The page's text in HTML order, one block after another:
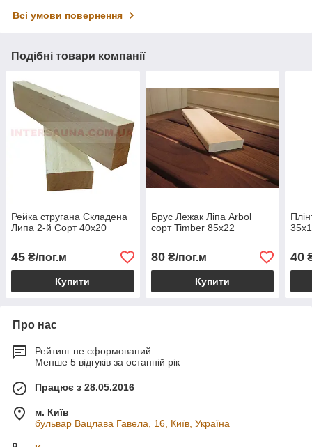
Всі умови повернення
Подібні товари компанії
Рейка стругана Складена
Липа 2-й Сорт 40х20
45 ₴/пог.м
Купити
Брус Лежак Ліпа Arbol
сорт Timber 85х22
80₴/пог.м
Купити
40
Про нас
Рейтинг не сформований
Менше 5 відгуків за останній рік
Працює з 28.05.2016
м. Київ
бульвар Вацлава Гавела, 16, Київ, Україна